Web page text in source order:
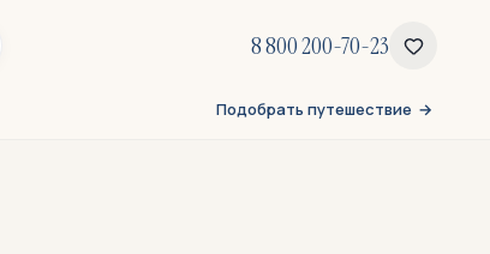
8 800 200-70-23
Подобрать путешествие